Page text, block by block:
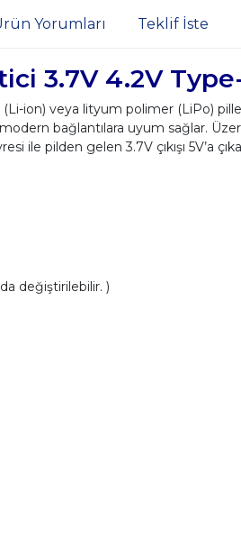
Yorumları Teklif İste
3.7V 4.2V
ion) veya lityum polimer (LiPo)
bağlantılara uyum sağlar.
pilden gelen 3.7V çıkışı 5V’a
değiştirilebilir. )